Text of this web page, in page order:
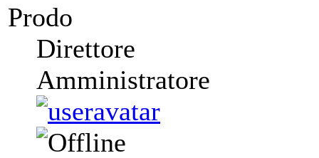
Prodo
Direttore
Amministratore